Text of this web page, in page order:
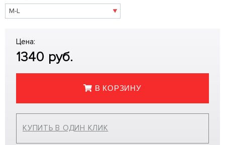
Цена:
1340 руб.
В КОРЗИНУ
КУПИТЬ В ОДИН КЛИК